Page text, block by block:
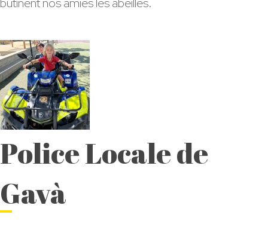
Plana
Police Locale de
Gavà